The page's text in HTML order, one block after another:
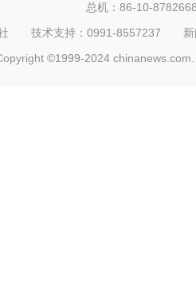
总机：86-10-
社 技术支持：0991-8557237
©1999-2024